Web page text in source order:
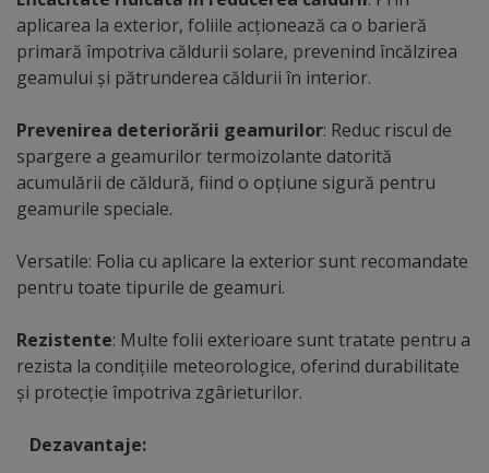
aplicarea la exterior, foliile acționează ca o barieră
primară împotriva căldurii solare, prevenind încălzirea
geamului și pătrunderea căldurii în interior.
Prevenirea deteriorării geamurilor: Reduc riscul de
spargere a geamurilor termoizolante datorită
acumulării de căldură, fiind o opțiune sigură pentru
geamurile speciale.
Versatile: Folia cu aplicare la exterior sunt recomandate
pentru toate tipurile de geamuri.
Rezistente: Multe folii exterioare sunt tratate pentru a
rezista la condițiile meteorologice, oferind durabilitate
și protecție împotriva zgârieturilor.
Dezavantaje: